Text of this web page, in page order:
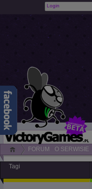
FORUM O SERWISIE
Tagi